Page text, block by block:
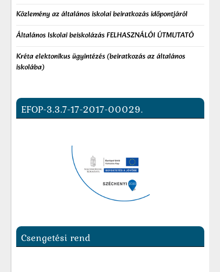
Közlemény az általános iskolai beiratkozás időpontjáról
Általános Iskolai beiskolázás FELHASZNÁLÓI ÚTMUTATÓ
Kréta elektonikus ügyintézés (beiratkozás az általános
iskolába)
EFOP-3.3.7-17-2017-00029.
Csengetési rend